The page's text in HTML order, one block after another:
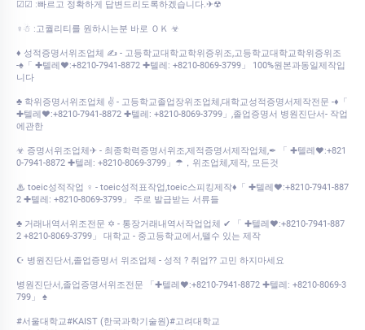
☑☑ ː빠르고 정확하게 답변드리도록하겠습니다.✈☢
♀☃ ː고퀄리티를 원하시는분 바로 ＯＫ ☣
♦ 성적증명서위조업체 ✍ - 고등학교대학교학위증위조,고등학교대학교학위증위조
-♠「 ✚텔레♥:+8210-7941-8872 ✚텔레: +8210-8069-3799」 100%원본과동일제작입
니다
♣ 학위증명서위조업체 ✌ - 고등학교졸업장위조업체,대학교성적증명서제작전문 -♦「
✚텔레♥:+8210-7941-8872 ✚텔레: +8210-8069-3799」,졸업증명서 병원진단서- 작업
에관한
☣ 증명서위조업체✈ - 최종학력증명서위조,제적증명서제작업체,✒ 「 ✚텔레♥:+821
0-7941-8872 ✚텔레: +8210-8069-3799」☂，위조업체,제작, 모든것
♨ toeic성적작업 ♀ - toeic성적표작업,toeic스피킹제작♦「 ✚텔레♥:+8210-7941-887
2 ✚텔레: +8210-8069-3799」 주로 발급받는 서류들
♣ 거래내역서위조전문 ✡ - 통장거래내역서작업업체 ✔ 「 ✚텔레♥:+8210-7941-887
2 +8210-8069-3799」 대학교 - 중고등학교에서,뗄수 있는 제작
☪ 병원진단서,졸업증명서 위조업체 - 성적 ? 취업?? 고민 하지마세요
병원진단서,졸업증명서위조전문 「✚텔레♥:+8210-7941-8872 ✚텔레: +8210-8069-3
799」 ♠
#서울대학교#KAIST (한국과학기술원)#고려대학교